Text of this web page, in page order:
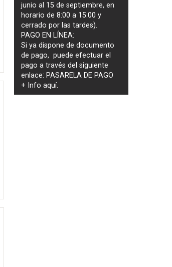
junio al 15 de septiembre, en
horario de 8:00 a 15:00 y
cerrado por las tardes).
PAGO EN LÍNEA:
Si ya dispone de documento
de pago, puede efectuar el
pago a través del siguiente
enlace: PASARELA DE PAGO
+ Infoaquí.